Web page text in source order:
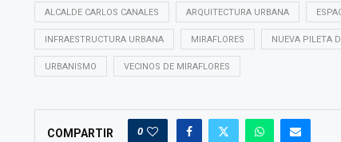
ALCALDE CARLOS CANALES ARQUITECTURA URBANA
INFRAESTRUCTURA URBANA MIRAFLORES NUEVA PILETA
URBANISMO VECINOS DE MIRAFLORES
COMPARTIR 0